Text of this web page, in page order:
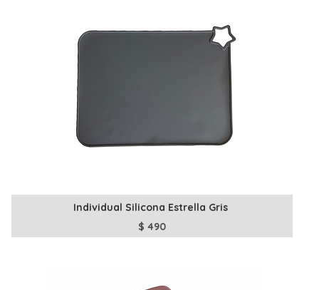
Individual Silicona Estrella Gris
$490